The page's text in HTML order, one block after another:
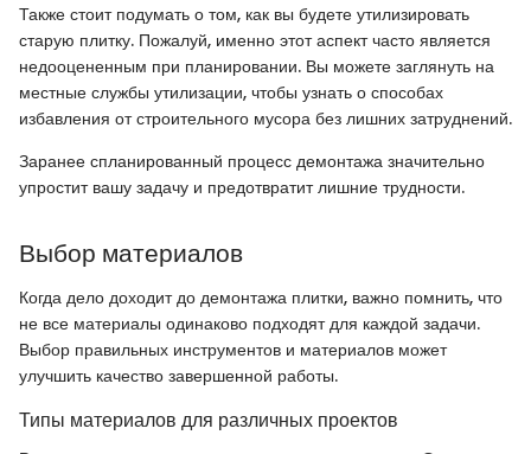
Также стоит подумать о том, как вы будете утилизировать
старую плитку. Пожалуй, именно этот аспект часто является
недооцененным при планировании. Вы можете заглянуть на
местные службы утилизации, чтобы узнать о способах
избавления от строительного мусора без лишних затруднений.
Заранее спланированный процесс демонтажа значительно
упростит вашу задачу и предотвратит лишние трудности.
Выбор материалов
Когда дело доходит до демонтажа плитки, важно помнить, что
не все материалы одинаково подходят для каждой задачи.
Выбор правильных инструментов и материалов может
улучшить качество завершенной работы.
Типы материалов для различных проектов